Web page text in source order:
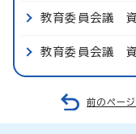
教育委員会議
教育委員会議
前のペー